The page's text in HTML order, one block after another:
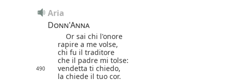
Aria
Donn'Anna
Or sai chi l'onore
rapire a me volse,
chi fu il traditore
che il padre mi tolse:
490
vendetta ti chiedo,
la chiede il tuo cor.